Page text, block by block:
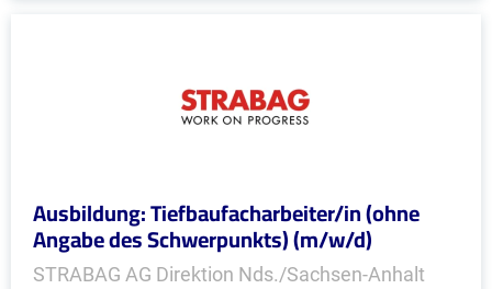
Ausbildung: Tiefbaufacharbeiter/in (ohne
Angabe des Schwerpunkts) (m/w/d)
STRABAG AG Direktion Nds./Sachsen-Anhalt